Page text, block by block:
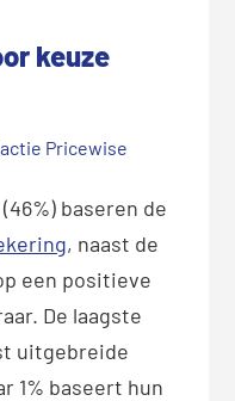
keuze
Pricewise
baseren de
, naast de
een positieve
De laagste
uitgebreide
1% baseert hun